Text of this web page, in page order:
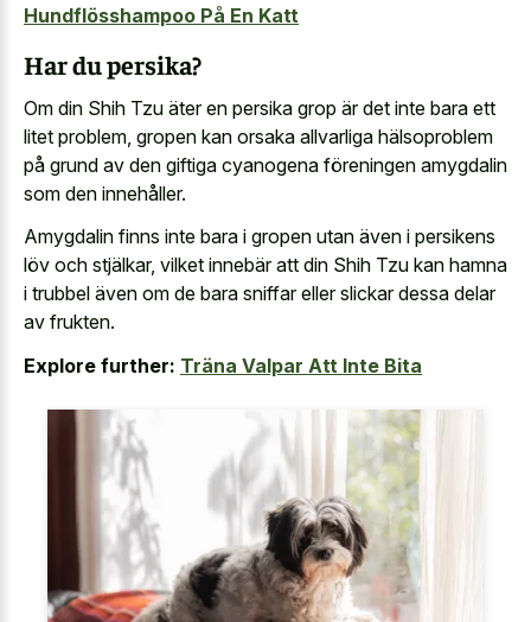
Hundflösshampoo På En Katt
Har du persika?
Om din Shih Tzu äter en persika grop är det inte bara ett
litet problem, gropen kan orsaka allvarliga hälsoproblem
på grund av den giftiga cyanogena föreningen amygdalin
som den innehåller.
Amygdalin finns inte bara i gropen utan även i persikens
löv och stjälkar, vilket innebär att din Shih Tzu kan hamna
i trubbel även om de bara sniffar eller slickar dessa delar
av frukten.
Explore further: Träna Valpar Att Inte Bita